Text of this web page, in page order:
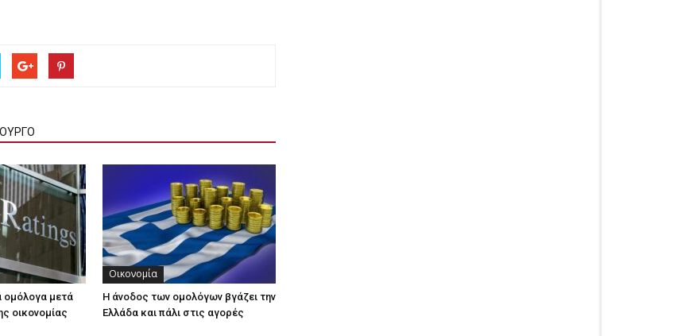
ομόλογα μετά
οικονομίας
Οικονομία
Η άνοδος των ομολόγων βγάζει την
Ελλάδα και πάλι στις αγορές